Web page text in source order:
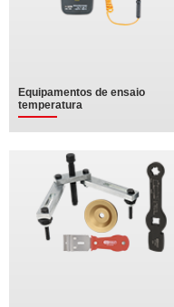
Equipamentos de ensaio
temperatura